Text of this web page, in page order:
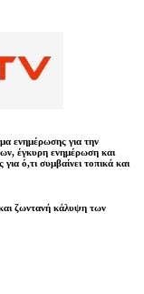
ενημέρωσης για την
έγκυρη ενημέρωση και
ό,τι συμβαίνει τοπικά και
ζωντανή κάλυψη των